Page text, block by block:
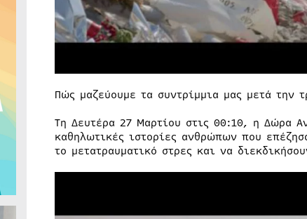
Πώς μαζεύουμε τα συντρίμμια μας μετά την
Τη Δευτέρα 27 Μαρτίου στις 00:10, η Δώρα
καθηλωτικές ιστορίες ανθρώπων που
το μετατραυματικό στρες και να